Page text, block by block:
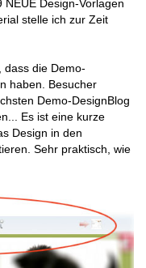
Design-Vorlagen
stelle ich zur Zeit
dass die Demo-
haben. Besucher
Demo-DesignBlog
Es ist eine kurze
Design in den
Sehr praktisch, wie